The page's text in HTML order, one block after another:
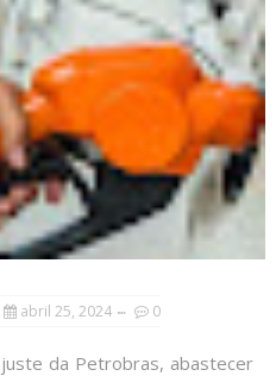
abril 25, 2024 0
da Petrobras, abastecer